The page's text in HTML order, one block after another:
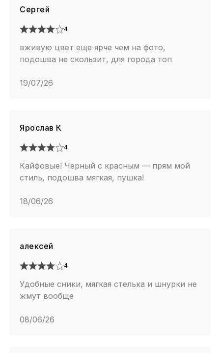
Сергей
4
вживую цвет еще ярче чем на фото,
подошва не скользит, для города топ
19/07/26
Ярослав К
4
Кайфовые! Черный с красным — прям мой
стиль, подошва мягкая, пушка!
18/06/26
алексей
4
Удобные сники, мягкая стелька и шнурки не
жмут вообще
08/06/26